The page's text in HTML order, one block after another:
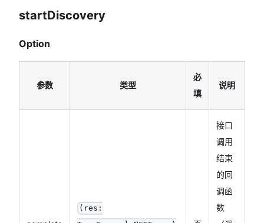
startDiscovery
Option
参数 类型
必
填
说明
(res:
接口
调用
结束
的回
调函
数